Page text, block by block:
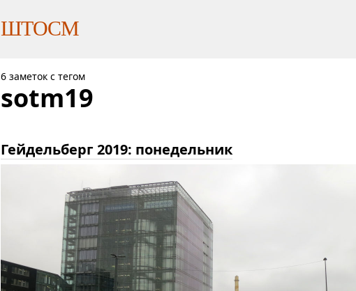
ШТОСМ
6 заметок с тегом
sotm19
Гейдельберг 2019: понедельник